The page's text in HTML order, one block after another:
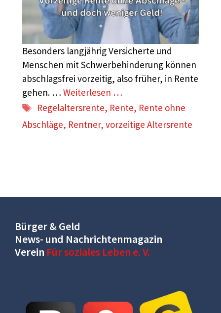
Besonders langjährig Versicherte und
Menschen mit Schwerbehinderung können
abschlagsfrei vorzeitig, also früher, in Rente
gehen. … Weiterlesen …
Schlagwörter
Regelaltersrente, Rente, Rente ohne
Abschläge, Rentner, vorzeitige Altersrente
Bürger & Geld
News- und Nachrichtenmagazin
Verein Für soziales Leben e. V.